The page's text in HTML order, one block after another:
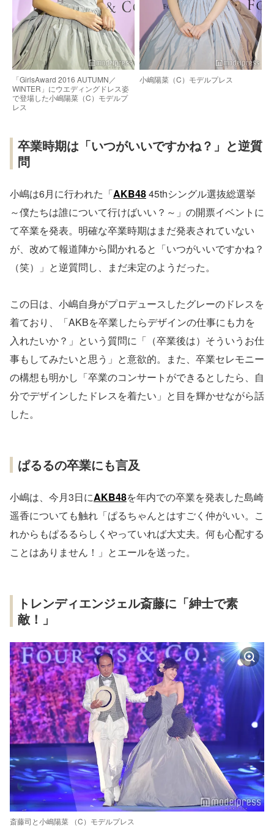
「GirlsAward 2016 AUTUMN／
WINTER」にウエディングドレス姿
で登場した小嶋陽菜（C）モデルプ
レス
小嶋陽菜（C）モデルプレス
卒業時期は「いつがいいですかね？」と逆質
問
小嶋は6月に行われた「AKB4845thシングル選抜総選挙
～僕たちは誰について行けばいい？～」の開票イベントに
て卒業を発表。明確な卒業時期はまだ発表されていない
が、改めて報道陣から聞かれると「いつがいいですかね？
（笑）」と逆質問し、まだ未定のようだった。
この日は、小嶋自身がプロデュースしたグレーのドレスを
着ており、「AKBを卒業したらデザインの仕事にも力を
入れたいか？」という質問に「（卒業後は）そういうお仕
事もしてみたいと思う」と意欲的。また、卒業セレモニー
の構想も明かし「卒業のコンサートができるとしたら、自
分でデザインしたドレスを着たい」と目を輝かせながら話
した。
ぱるるの卒業にも言及
小嶋は、今月3日にAKB48を年内での卒業を発表した島崎
遥香についても触れ「ぱるちゃんとはすごく仲がいい。こ
れからもぱるるらしくやっていれば大丈夫。何も心配する
ことはありません！」とエールを送った。
トレンディエンジェル斎藤に「紳士で素
敵！」
斎藤司と小嶋陽菜 （C）モデルプレス